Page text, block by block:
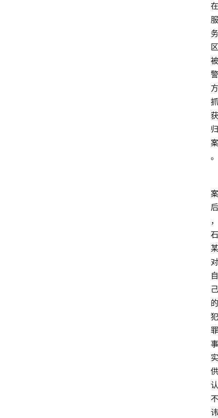
在
服
务
区
被
警
方
抓
获
归
案
。
案
后
，
石
某
对
自
己
的
犯
罪
事
实
供
认
不
讳